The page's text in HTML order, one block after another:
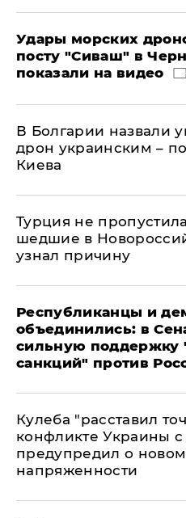
Удары морских
посту "Сиваш" в
показали на видео
В Болгарии назвали
дрон украинским –
Киева
Турция не
шедшие в
узнал причину
Республиканцы и
объединились: в
сильную поддержку
санкций" против
Кулеба "расставил
конфликте Украины
предупредил о новом
напряженности